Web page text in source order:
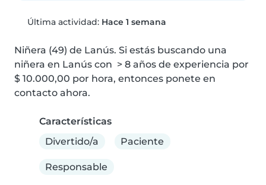
Última actividad: Hace 1 semana
Niñera (49) de Lanús. Si estás buscando una
niñera en Lanús con  > 8 años de experiencia por
$ 10.000,00 por hora, entonces ponete en
contacto ahora.
Características
Divertido/a
Paciente
Responsable